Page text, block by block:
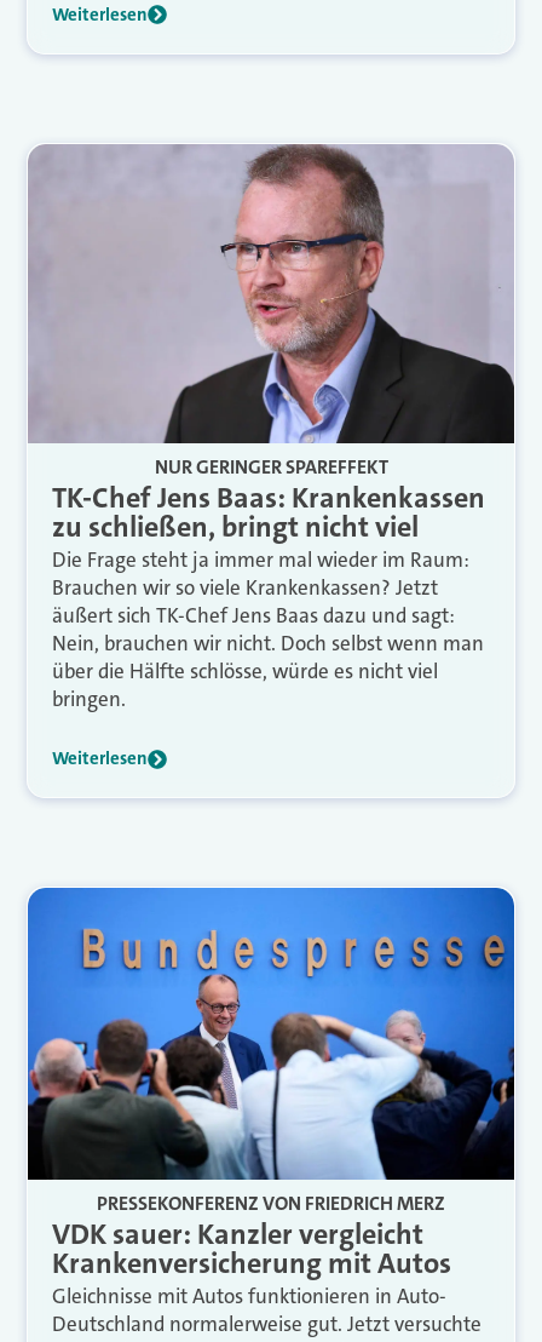
Weiterlesen
NUR GERINGER SPAREFFEKT
TK-Chef Jens Baas: Krankenkassen
zu schließen, bringt nicht viel
Die Frage steht ja immer mal wieder im Raum:
Brauchen wir so viele Krankenkassen? Jetzt
äußert sich TK-Chef Jens Baas dazu und sagt:
Nein, brauchen wir nicht. Doch selbst wenn man
über die Hälfte schlösse, würde es nicht viel
bringen.
Weiterlesen
PRESSEKONFERENZ VON FRIEDRICH MERZ
VDK sauer: Kanzler vergleicht
Krankenversicherung mit Autos
Gleichnisse mit Autos funktionieren in Auto-
Deutschland normalerweise gut. Jetzt versuchte